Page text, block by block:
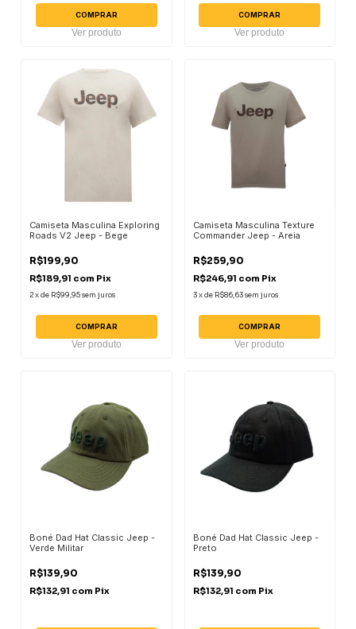
COMPRAR
Ver produto
COMPRAR
Ver produto
Camiseta Masculina Exploring
Roads V2 Jeep - Bege
R$199,90
R$189,91 com Pix
2xde R$99,95sem juros
COMPRAR
Ver produto
Camiseta Masculina Texture
Commander Jeep - Areia
R$259,90
R$246,91 com Pix
3 xde R$86,63 sem juros
COMPRAR
Ver produto
Boné Dad Hat Classic Jeep -
Verde Militar
R$139,90
R$132,91 com Pix
Boné Dad Hat Classic Jeep -
Preto
R$139,90
R$132,91 com Pix